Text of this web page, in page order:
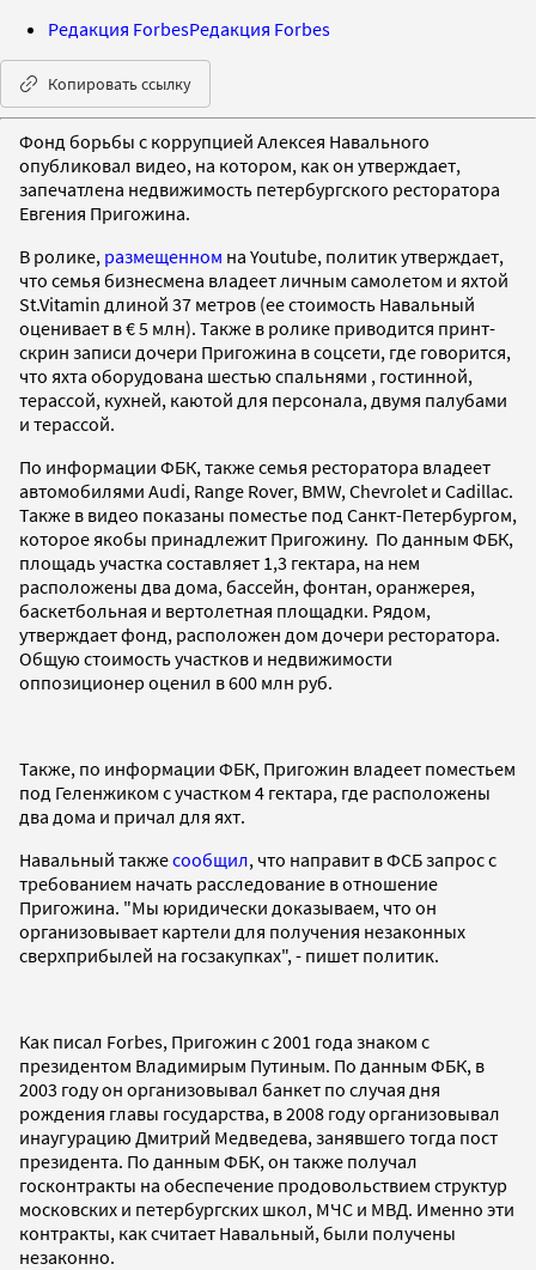
Редакция ForbesРедакция Forbes
Копировать ссылку
Фонд борьбы с коррупцией Алексея Навального
опубликовал видео, на котором, как он утверждает,
запечатлена недвижимость петербургского ресторатора
Евгения Пригожина.
В ролике, размещенном на Youtube, политик утверждает,
что семья бизнесмена владеет личным самолетом и яхтой
St.Vitamin длиной 37 метров (ее стоимость Навальный
оценивает в € 5 млн). Также в ролике приводится принт-
скрин записи дочери Пригожина в соцсети, где говорится,
что яхта оборудована шестью спальнями , гостинной,
терассой, кухней, каютой для персонала, двумя палубами
и терассой.
По информации ФБК, также семья ресторатора владеет
автомобилями Audi, Range Rover, BMW, Chevrolet и Cadillac.
Также в видео показаны поместье под Санкт-Петербургом,
которое якобы принадлежит Пригожину. По данным ФБК,
площадь участка составляет 1,3 гектара, на нем
расположены два дома, бассейн, фонтан, оранжерея,
баскетбольная и вертолетная площадки. Рядом,
утверждает фонд, расположен дом дочери ресторатора.
Общую стоимость участков и недвижимости
оппозиционер оценил в 600 млн руб.
Также, по информации ФБК, Пригожин владеет поместьем
под Геленжиком с участком 4 гектара, где расположены
два дома и причал для яхт.
Навальный такжесообщил, что направит в ФСБ запрос с
требованием начать расследование в отношение
Пригожина. "Мы юридически доказываем, что он
организовывает картели для получения незаконных
сверхприбылей на госзакупках", - пишет политик.
Как писал Forbes, Пригожин с 2001 года знаком с
президентом Владимирым Путиным. По данным ФБК, в
2003 году он организовывал банкет по случая дня
рождения главы государства, в 2008 году организовывал
инаугурацию Дмитрий Медведева, занявшего тогда пост
президента. По данным ФБК, он также получал
госконтракты на обеспечение продовольствием структур
московских и петербургских школ, МЧС и МВД. Именно эти
контракты, как считает Навальный, были получены
незаконно.